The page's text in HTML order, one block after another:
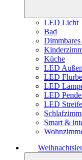
LED Licht
Bad
Küche
LED
LED
LED
LED
LED
Smart &